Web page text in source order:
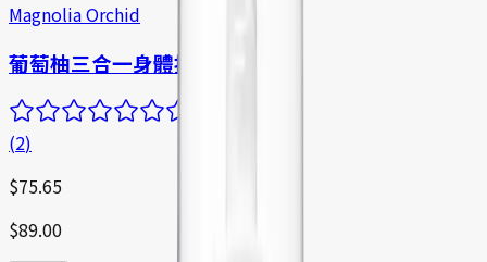
Magnolia Orchid
葡萄柚三合一身體按摩油
(2)
$75.65
$89.00